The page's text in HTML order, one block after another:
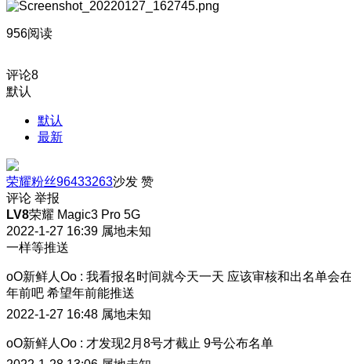
956阅读
评论8
默认
默认
最新
荣耀粉丝96433263沙发 赞
评论 举报
LV8荣耀 Magic3 Pro 5G
2022-1-27 16:39 属地未知
一样等推送
oO新鲜人Oo : 我看报名时间就今天一天 应该审核和出名单会
年前吧 希望年前能推送
2022-1-27 16:48 属地未知
oO新鲜人Oo : 才发现2月8号才截止 9号公布名单